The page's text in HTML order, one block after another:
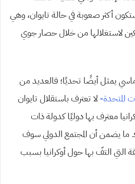
أكثر صعوبة في حالة تايوان، وهي
لاستغلالها من خلال حصار جوي
يمثل أيضًا تحديًا؛ فالعديد من
المتحدة-لا تعترف باستقلال تايوان
معترف بها دوليًا كدولة ذات
يضمن أن المجتمع الدولي سوف
التي التفّ بها حول أوكرانيا بسبب